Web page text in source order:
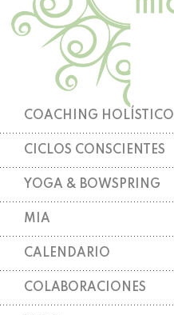
COACHING HOLÍSTICO
CICLOS CONSCIENTES
YOGA & BOWSPRING
MIA
CALENDARIO
COLABORACIONES